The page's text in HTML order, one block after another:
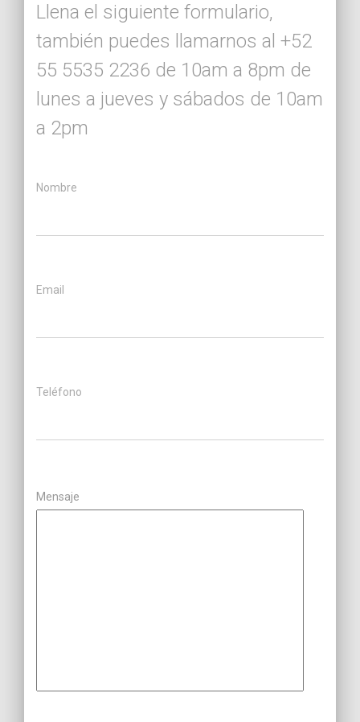
Llena el siguiente formulario,
también puedes llamarnos al +52
55 5535 2236 de 10am a 8pm de
lunes a jueves y sábados de 10am
a 2pm
Nombre
Email
Teléfono
Mensaje